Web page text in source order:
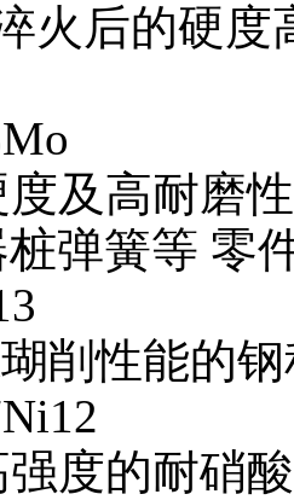
火后的硬度
及高耐磨
弹簧等 零
削性能的钢
度的耐硝